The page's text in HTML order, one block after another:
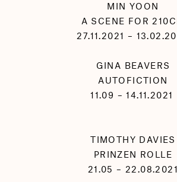
MIN YOON
A SCENE FOR
27.11.2021 –
GINA BEAVERS
AUTOFICTION
11.09 – 14.11.2021
TIMOTHY DAVIES
PRINZEN ROLLE
21.05 – 22.08.2021